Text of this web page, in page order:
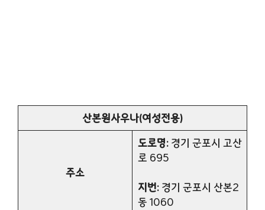
산본원사우나(여성전용)
주소
도로명:경기 군포시 고산
로 695
지번:경기 군포시 산본2
동 1060